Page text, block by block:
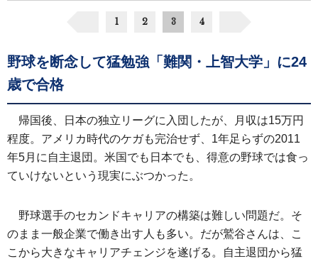
1 2 3 4
野球を断念して猛勉強「難関・上智大学」に24
歳で合格
帰国後、日本の独立リーグに入団したが、月収は15万円
程度。アメリカ時代のケガも完治せず、1年足らずの2011
年5月に自主退団。米国でも日本でも、得意の野球では食っ
ていけないという現実にぶつかった。
野球選手のセカンドキャリアの構築は難しい問題だ。そ
のまま一般企業で働き出す人も多い。だが鷲谷さんは、こ
こから大きなキャリアチェンジを遂げる。自主退団から猛